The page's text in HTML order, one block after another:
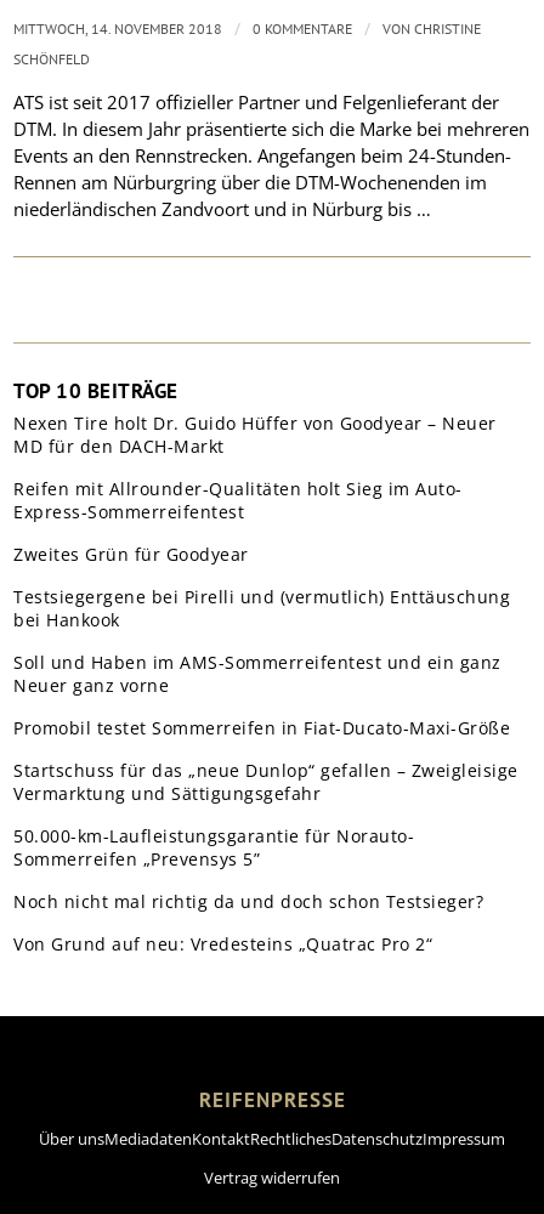
ATS ist seit 2017 offizieller Partner und Felgenlieferant der
DTM. In diesem Jahr präsentierte sich die Marke bei mehreren
Events an den Rennstrecken. Angefangen beim 24-Stunden-
Rennen am Nürburgring über die DTM-Wochenenden im
niederländischen Zandvoort und in Nürburg bis …
MITTWOCH, 14. NOVEMBER 2018 / 0 KOMMENTARE / VONCHRISTINE
SCHÖNFELD
TOP 10 BEITRÄGE
Nexen Tire holt Dr. Guido Hüffer von Goodyear – Neuer
MD für den DACH-Markt
Reifen mit Allrounder-Qualitäten holt Sieg im Auto-
Express-Sommerreifentest
Zweites Grün für Goodyear
Testsiegergene bei Pirelli und (vermutlich) Enttäuschung
bei Hankook
Soll und Haben im AMS-Sommerreifentest und ein ganz
Neuer ganz vorne
Promobil testet Sommerreifen in Fiat-Ducato-Maxi-Größe
Startschuss für das „neue Dunlop“ gefallen – Zweigleisige
Vermarktung und Sättigungsgefahr
50.000-km-Laufleistungsgarantie für Norauto-
Sommerreifen „Prevensys 5”
Noch nicht mal richtig da und doch schon Testsieger?
Von Grund auf neu: Vredesteins „Quatrac Pro 2“
REIFENPRESSE
Über unsMediadatenKontaktRechtlichesDatenschutzImpressum
Vertrag widerrufen